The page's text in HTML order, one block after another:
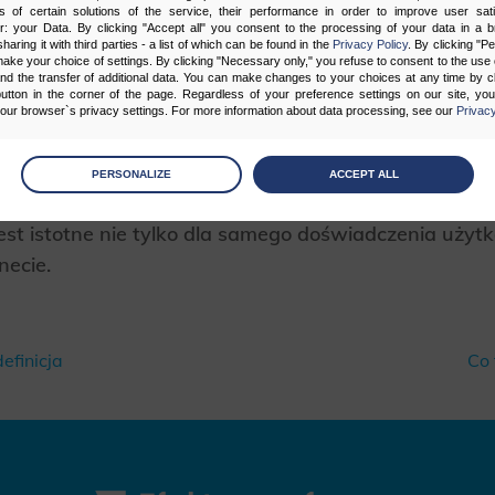
of certain solutions of the service, their performance in order to improve user
your Data. By clicking "Accept all" you consent to the processing of your data in a
it with third parties - a list of which can be found in the Privacy Policy. By clicking
your choice of settings. By clicking "Necessary only," you refuse to consent to the use
the transfer of additional data. You can make changes to your choices at any time by
in the corner of the page. Regardless of your preference settings on our site,
browser`s privacy settings. For more information about data processing, see our
preferences
the consents of your choice
PERSONALIZE ACCEPT ALL
użytkownika ma kluczowe znaczenie dla
Dobra nawigacja, czytelne i
interaktywne wpływają na zadowolenie
dłuższego czasu spędzonego na stronie oraz
brane pod uwagę przez wyszukiwarki, takie jak
w wynikach wyszukiwania. Dlatego
istotne nie tylko dla samego doświadczenia